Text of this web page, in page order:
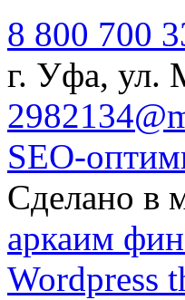
8 800 700
г. Уфа, ул.
SEO-
Сделано в
аркаим
Wordpress